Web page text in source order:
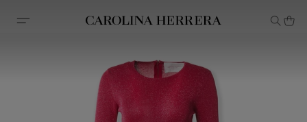
Erklärung zur Barrierefreiheit (Link)